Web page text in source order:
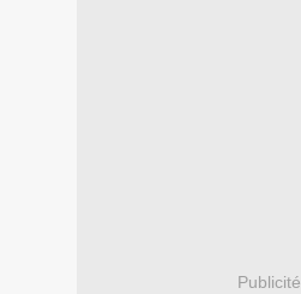
Publicité